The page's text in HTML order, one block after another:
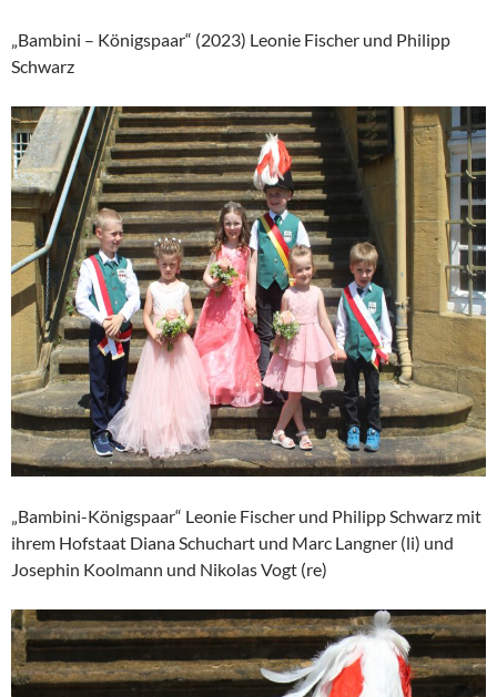
„Bambini – Königspaar“ (2023) Leonie Fischer und Philipp
Schwarz
„Bambini-Königspaar“ Leonie Fischer und Philipp Schwarz mit
ihrem Hofstaat Diana Schuchart und Marc Langner (li) und
Josephin Koolmann und Nikolas Vogt (re)